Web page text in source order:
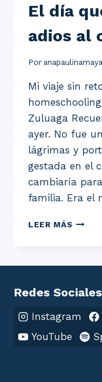
El día
adios al
Por anapaulinamaya
Mi viaje sin
Zuluaga
ayer. No fue
lágrimas y
gestada en el
cambiaría
familia. Era el
LEER MÁSEL
AL
Redes Sociales
Instagram
YouTube